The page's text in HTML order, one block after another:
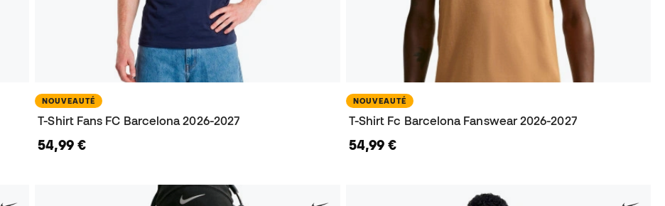
NOUVEAUTÉ
T-Shirt Fans FC Barcelona 2026-2027
54,99 €
NOUVEAUTÉ
T-Shirt Fc Barcelona Fanswear 2026-2027
54,99 €